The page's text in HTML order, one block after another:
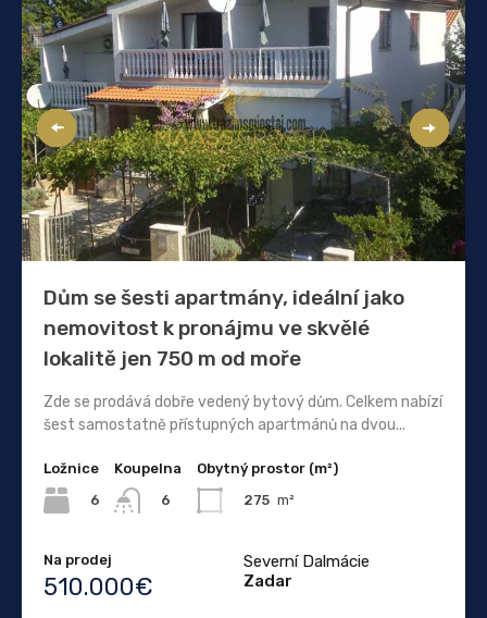
Dům se šesti apartmány, ideální jako
nemovitost k pronájmu ve skvělé
lokalitě jen 750 m od moře
Zde se prodává dobře vedený bytový dům. Celkem nabízí
šest samostatně přístupných apartmánů na dvou...
Ložnice
6
Koupelna
6
Obytný prostor (m²)
275 m²
Na prodej
510.000€
Severní Dalmácie
Zadar